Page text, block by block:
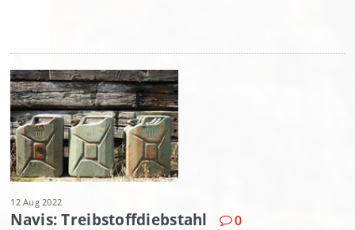
12 Aug 2022
Navis: Treibstoffdiebstahl 0